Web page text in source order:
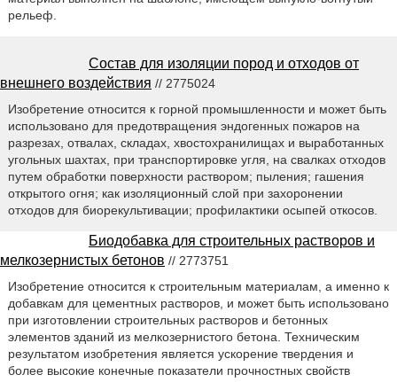
рельеф.
Состав для изоляции пород и отходов от
внешнего воздействия // 2775024
Изобретение относится к горной промышленности и может быть
использовано для предотвращения эндогенных пожаров на
разрезах, отвалах, складах, хвостохранилищах и выработанных
угольных шахтах, при транспортировке угля, на свалках отходов
путем обработки поверхности раствором; пыления; гашения
открытого огня; как изоляционный слой при захоронении
отходов для биорекультивации; профилактики осыпей откосов.
Биодобавка для строительных растворов и
мелкозернистых бетонов // 2773751
Изобретение относится к строительным материалам, а именно к
добавкам для цементных растворов, и может быть использовано
при изготовлении строительных растворов и бетонных
элементов зданий из мелкозернистого бетона. Техническим
результатом изобретения является ускорение твердения и
более высокие конечные показатели прочностных свойств